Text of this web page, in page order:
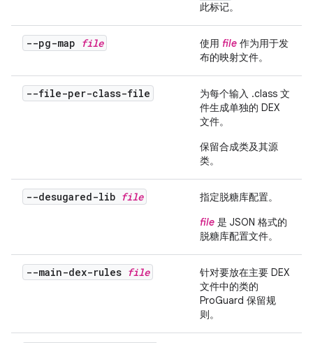
此标记。
--pg-map file 使用 file 作为用于发
布的映射文件。
--file-per-class-file
为每个输入 .class 文
件生成单独的 DEX
文件。
保留合成类及其源
类。
--desugared-lib file
指定脱糖库配置。
file 是 JSON 格式的
脱糖库配置文件。
--main-dex-rules file
针对要放在主要 DEX
文件中的类的
ProGuard 保留规
则。